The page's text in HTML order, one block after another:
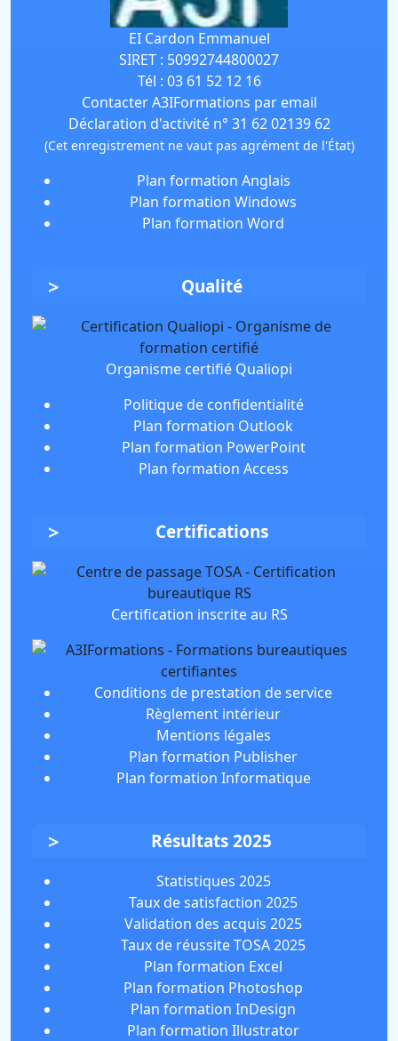
EI Cardon Emmanuel
SIRET : 50992744800027
Tél : 03 61 52 12 16
Contacter A3IFormations par email
Déclaration d'activité n° 31 62 02139 62
(Cet enregistrement ne vaut pas agrément de l'État)
Plan formation Anglais
Plan formation Windows
Plan formation Word
Qualité
Organisme certifié Qualiopi
Politique de confidentialité
Plan formation Outlook
Plan formation PowerPoint
Plan formation Access
Certifications
Certification inscrite au RS
Conditions de prestation de service
Règlement intérieur
Mentions légales
Plan formation Publisher
Plan formation Informatique
Résultats 2025
Statistiques 2025
Taux de satisfaction 2025
Validation des acquis 2025
Taux de réussite TOSA 2025
Plan formation Excel
Plan formation Photoshop
Plan formation InDesign
Plan formation Illustrator